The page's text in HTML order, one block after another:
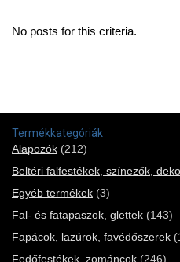
No posts for this criteria.
Termékkategóriák
Alapozók (212)
Beltéri falfestékek, színezők,
Egyéb termékek (3)
Fal- és fatapaszok, glettek (143)
Fapácok, lazúrok, favédőszerek
Fedőfestékek, zománcok (246)